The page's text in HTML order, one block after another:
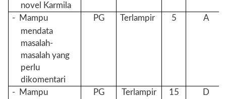
novel Karmila
-
Mampu
mendata
masalah-
masalah yang
perlu
dikomentari
PG Terlampir 5 A
-
Mampu
PG
Terlampir 15 D